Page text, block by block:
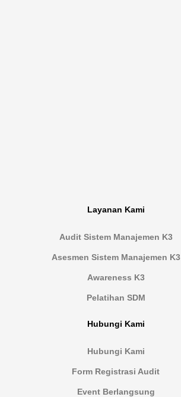
Layanan Kami
Audit Sistem Manajemen K3
Asesmen Sistem Manajemen K3
Awareness K3
Pelatihan SDM
Hubungi Kami
Hubungi Kami
Form Registrasi Audit
Event Berlangsung